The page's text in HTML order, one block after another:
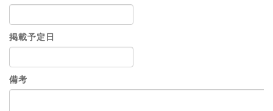
掲載予定日
備考